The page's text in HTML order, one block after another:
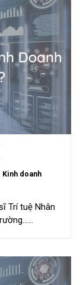
Kinh doanh
Trí tuệ Nhân